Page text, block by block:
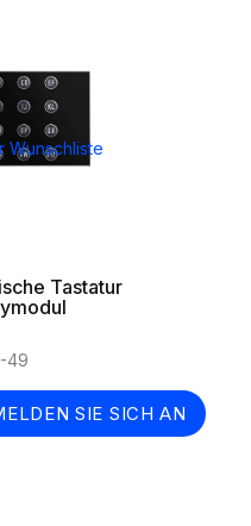
Wunschliste
Tastatur
49
SIE SICH AN